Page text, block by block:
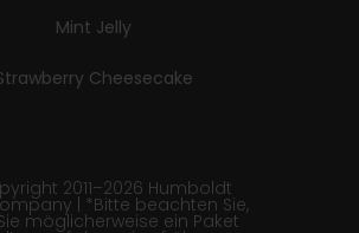
Mint Jelly
Cheesecake
2011–2026 Humboldt
| *Bitte beachten Sie,
möglicherweise ein Paket